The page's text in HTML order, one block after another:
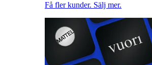
Få fler kunder. Sälj mer.